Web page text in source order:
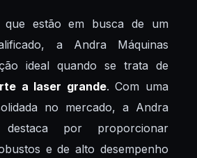
que estão em busca de um
a Andra Máquinas
ideal quando se trata de
a laser grande. Com uma
no mercado, a Andra
por proporcionar
e de alto desempenho